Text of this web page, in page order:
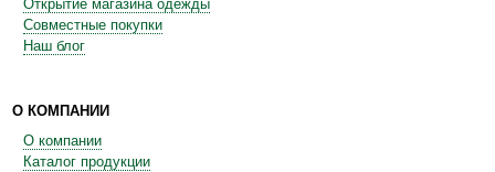
Открытие магазина одежды
Совместные покупки
Наш блог
О КОМПАНИИ
О компании
Каталог продукции